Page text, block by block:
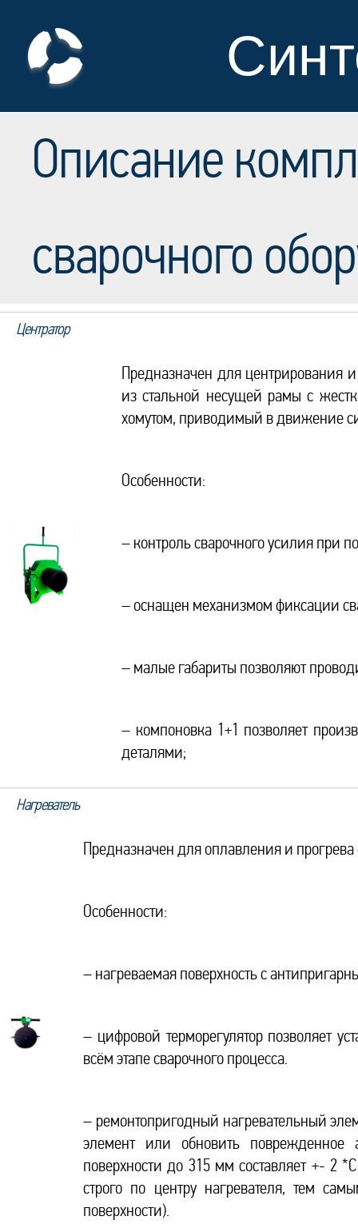
Описание
сварочного
Центратор
Предназначен для центрирования
из стальной несущей рамы с
хомутом, приводимый в движение
Особенности:
– контроль сварочного усилия при
– оснащен механизмом фиксации
– малые габариты позволяют
– компоновка 1+1 позволяет
деталями;
Нагреватель
Предназначен для оплавления и прогрева
Особенности:
– нагреваемая поверхность с
– цифровой терморегулятор позволяет
всём этапе сварочного процесса.
– ремонтопригодный нагревательный
элемент или обновить поврежденное
поверхности до 315 мм составляет +- 2
строго по центру нагревателя, тем
поверхности).